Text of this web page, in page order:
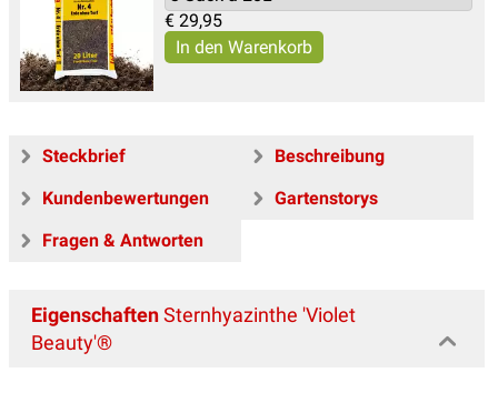
€ 29,95
Steckbrief
Beschreibung
Kundenbewertungen
Gartenstorys
Fragen & Antworten
EigenschaftenSternhyazinthe 'Violet
Beauty'®